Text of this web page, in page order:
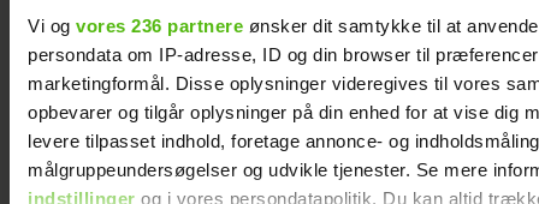
Vi og vores 236 partnere ønsker dit samtykke til at
persondata om IP-adresse, ID og din browser til
marketingformål. Disse oplysninger videregives til vores
opbevarer og tilgår oplysninger på din enhed for at vise dig
levere tilpasset indhold, foretage annonce- og
målgruppeundersøgelser og udvikle tjenester. Se mere
indstillinger og i vores persondatapolitik. Du kan altid